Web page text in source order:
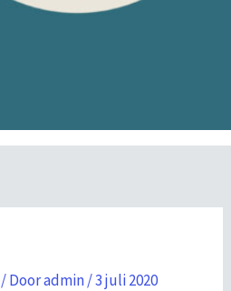
/ Dooradmin/3 juli 2020